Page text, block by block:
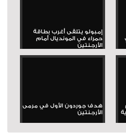
إمبولو يتلقى أغرب بطاقة
حمراء في المونديال أمام
الأرجنتين
هدف جوردون الأول في مرمى
الأرجنتين